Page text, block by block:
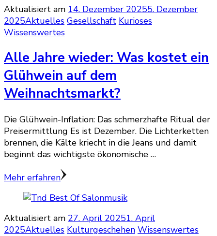
Aktualisiert am 14. Dezember 20255. Dezember
2025Aktuelles Gesellschaft Kurioses
Wissenswertes
Alle Jahre wieder: Was kostet ein
Glühwein auf dem
Weihnachtsmarkt?
Die Glühwein-Inflation: Das schmerzhafte Ritual der
Preisermittlung Es ist Dezember. Die Lichterketten
brennen, die Kälte kriecht in die Jeans und damit
beginnt das wichtigste ökonomische …
Mehr erfahren
Aktualisiert am 27. April 20251. April
2025Aktuelles Kulturgeschehen Wissenswertes